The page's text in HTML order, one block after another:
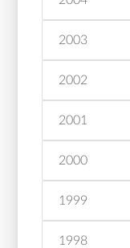
2003
2002
2001
2000
1999
1998